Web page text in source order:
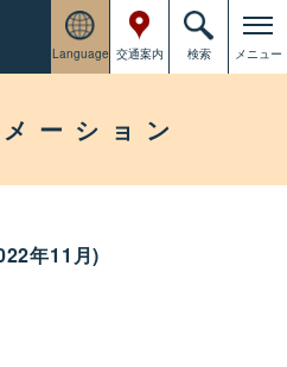
Language 交通案内 検索 メニュー
ーション
年11月)